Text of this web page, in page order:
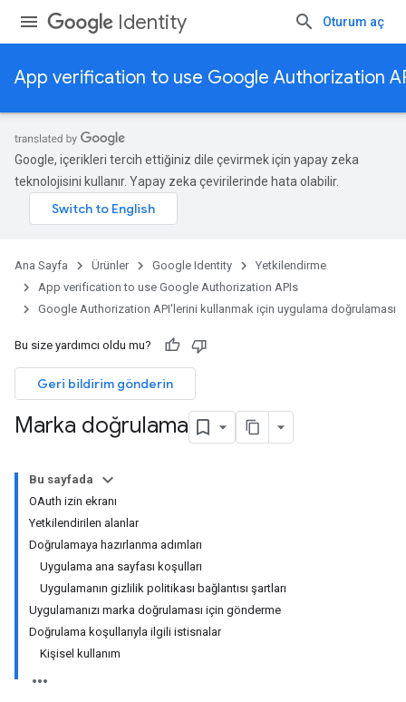
Identity Oturum aç
App verification to use Google Authorization
Google, içerikleri tercih ettiğiniz dile çevirmek için yapay zeka
teknolojisini kullanır. Yapay zeka çevirilerinde hata olabilir.
Ana Sayfa Ürünler Google Identity
Yetkilendirme
App verification to use Google Authorization APIs
Google Authorization API'lerini kullanmak için uygulama doğrulaması
Bu size yardımcı oldu mu?
Geri bildirim gönderin
Marka doğrulama
Bu sayfada
OAuth izin ekranı
Yetkilendirilen alanlar
Doğrulamaya hazırlanma adımları
Uygulama ana sayfası koşulları
Uygulamanın gizlilik politikası bağlantısı şartları
Uygulamanızı marka doğrulaması için gönderme
Doğrulama koşullarıyla ilgili istisnalar
Kişisel kullanım